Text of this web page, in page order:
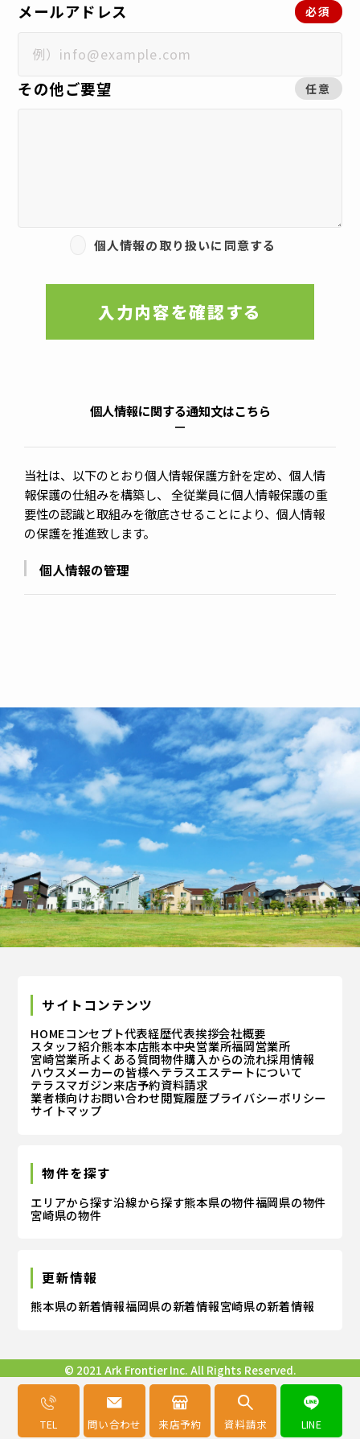
TEL 問い合わせ 来店予約 資料請求 LINE
必須
メールアドレス
任意
その他ご要望
個人情報の取り扱いに同意する
入力内容を確認する
個人情報に関する通知文はこちら
当社は、以下のとおり個人情報保護方針を定め、個人情
報保護の仕組みを構築し、 全従業員に個人情報保護の重
要性の認識と取組みを徹底させることにより、個人情報
の保護を推進致します。
個人情報の管理
当社は、お客さまの個人情報を正確かつ最新の状態に
個人情報の利用目的
お客さまからお預かりした個人情報は、当社からのご
連絡や業務のご案内やご質問に対する回答として、電
子メールや資料のご送付に利用いたします。
個人情報の第三者への開示・提供の禁止
当社は、お客さまよりお預かりした個人情報を適切に
管理し、次のいずれかに該当する場合を除き、個人情
報を第三者に開示いたしません。 お客さまの同意が
ある場合 お客さまが希望されるサービスを行なうた
個人情報の安全対策
当社は、個人情報の正確性及び安全性確保のために、
セキュリティに万全の対策を講じています。
ご本人の照会
をご希望される場合には、ご本人であることを確認の
上、対応させていただきます。
法令、その他規範を遵守するとともに、本ポリシーの
内容を適宜見直し、その改善に努めます。
サイトコンテンツ
HOMEコンセプト代表経歴代表挨拶会社概要
スタッフ紹介熊本本店熊本中央営業所福岡営業所
宮崎営業所よくある質問物件購入からの流れ採用情報
ハウスメーカーの皆様へテラスエステートについて
テラスマガジン来店予約資料請求
業者様向けお問い合わせ閲覧履歴プライバシーポリシー
サイトマップ
物件を探す
エリアから探す沿線から探す熊本県の物件福岡県の物件
宮崎県の物件
更新情報
熊本県の新着情報福岡県の新着情報宮崎県の新着情報
© 2021 Ark Frontier Inc. All Rights Reserved.